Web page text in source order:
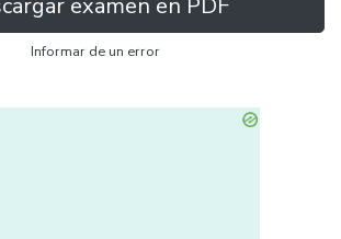
examen en PDF
Informar de un error